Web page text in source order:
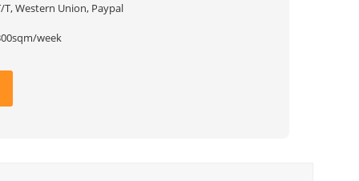
T, Western Union, Paypal
week